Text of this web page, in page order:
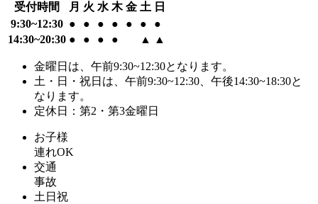
受付時間 月 火 水 木 金 土 日
9:30~12:30 ● ● ● ● ● ●
●
14:30~20:30 ● ● ● ● ▲ ▲
金曜日は、午前9:30~12:30となります。
土・日・祝日は、午前9:30~12:30、午後14:30~18:30と
なります。
定休日：第2・第3金曜日
お子様
連れOK
交通
事故
土日祝